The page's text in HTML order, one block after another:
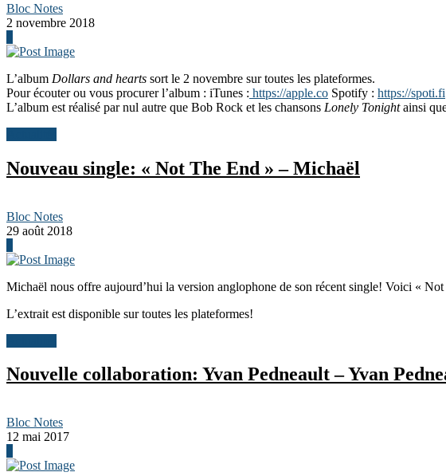
Bloc Notes
2 novembre 2018
L’album Dollars and hearts sort le 2 novembre sur toutes les plateformes.
Pour écouter ou vous procurer l’album : iTunes : https://apple.co Spotify : https://spoti.fi
L’album est réalisé par nul autre que Bob Rock et les chansons Lonely Tonightainsi
Nouveau single: « Not The End » – Michaël
Bloc Notes
29 août 2018
Michaël nous offre aujourd’hui la version anglophone de son récent single! Voici «
L’extrait est disponible sur toutes les plateformes!
Nouvelle collaboration: Yvan Pedneault – Yvan
Bloc Notes
12 mai 2017